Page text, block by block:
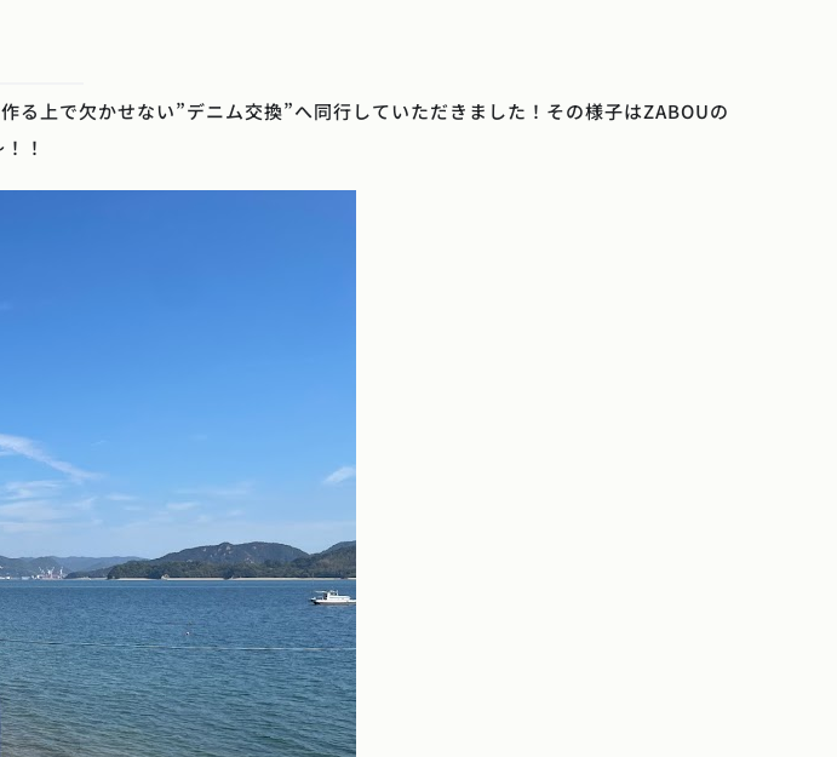
上で欠かせない”デニム交換”へ同行していただきました！その様子はZABOUの
！